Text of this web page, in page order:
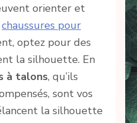
orienter et
chaussures pour
optez pour des
la silhouette. En
à talons, qu’ils
sont vos
la silhouette